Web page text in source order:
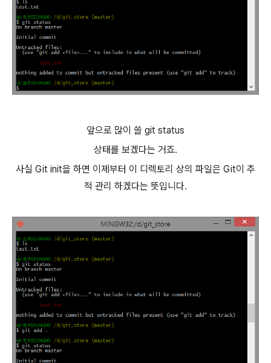
앞으로 많이 쓸 git status
상태를 보겠다는 거죠.
사실 Git init을 하면 이제부터 이 디렉토리 상의 파일은 Git이 추
적 관리 하겠다는 뜻입니다.